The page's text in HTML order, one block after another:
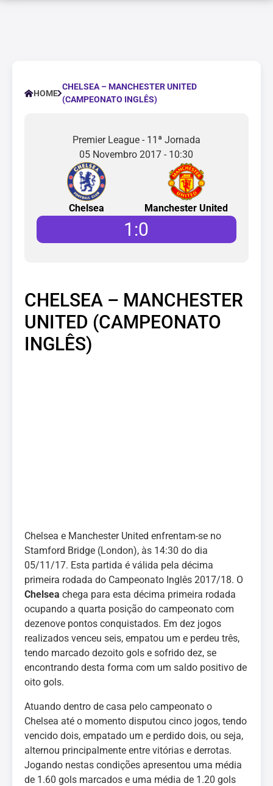
HOME
CHELSEA – MANCHESTER UNITED
(CAMPEONATO INGLÊS)
Premier League - 11ª Jornada
05 Novembro 2017 - 10:30
Chelsea Manchester United
1 :0
CHELSEA – MANCHESTER
UNITED (CAMPEONATO
INGLÊS)
Chelsea e Manchester United enfrentam-se no
Stamford Bridge (London), às 14:30 do dia
05/11/17. Esta partida é válida pela décima
primeira rodada do Campeonato Inglês 2017/18. O
Chelsea chega para esta décima primeira rodada
ocupando a quarta posição do campeonato com
dezenove pontos conquistados. Em dez jogos
realizados venceu seis, empatou um e perdeu três,
tendo marcado dezoito gols e sofrido dez, se
encontrando desta forma com um saldo positivo de
oito gols.
Atuando dentro de casa pelo campeonato o
Chelsea até o momento disputou cinco jogos, tendo
vencido dois, empatado um e perdido dois, ou seja,
alternou principalmente entre vitórias e derrotas.
Jogando nestas condições apresentou uma média
de 1.60 gols marcados e uma média de 1.20 gols